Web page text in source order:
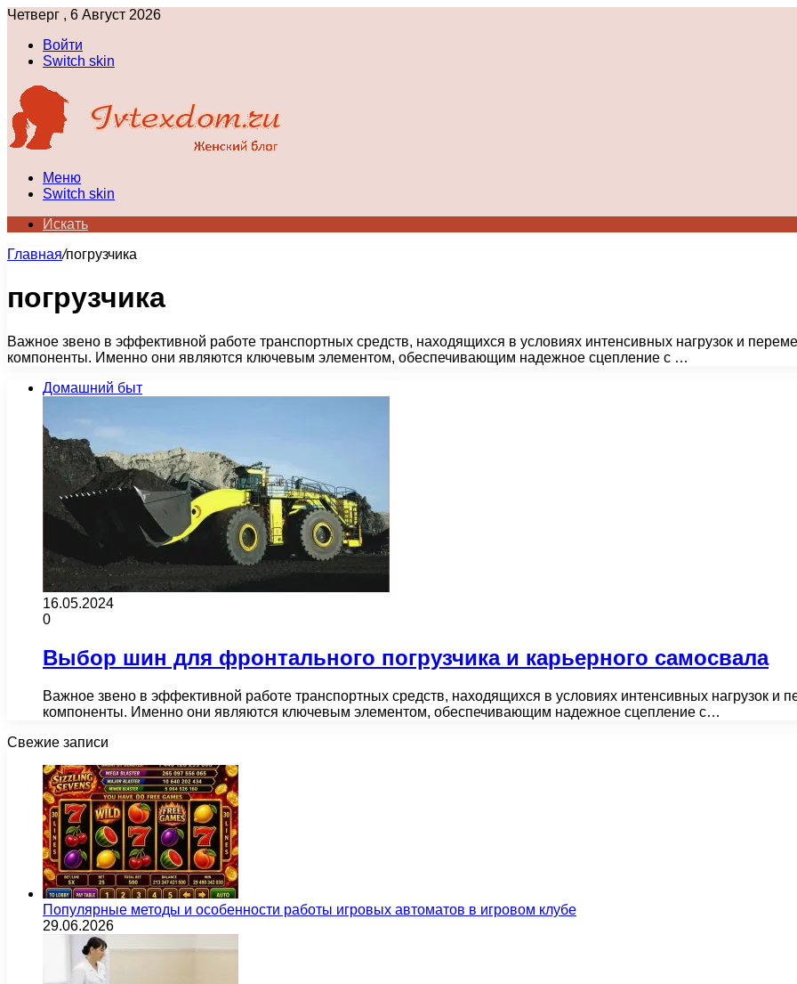
Четверг , 6 Август 2026
Войти
Switch skin
Меню
Switch skin
Искать
Главная/погрузчика
погрузчика
Важное звено в эффективной работе транспортных средств, находящихся в условиях интенсивных нагрузок и
компоненты. Именно они являются ключевым элементом, обеспечивающим надежное сцепление с …
Домашний быт
16.05.2024
0
Выбор шин для фронтального погрузчика и карьерного самосвала
Важное звено в эффективной работе транспортных средств, находящихся в условиях интенсивных нагрузок
компоненты. Именно они являются ключевым элементом, обеспечивающим надежное сцепление с…
Свежие записи
Популярные методы и особенности работы игровых автоматов в игровом клубе
29.06.2026